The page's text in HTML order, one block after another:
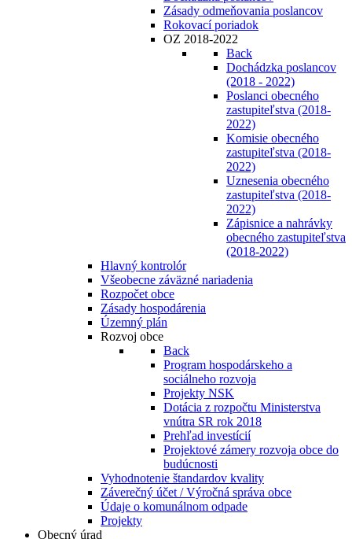
Zásady odmeňovania poslancov
Rokovací poriadok
OZ 2018-2022
Back
Dochádzka poslancov
(2018 - 2022)
Poslanci obecného
zastupiteľstva (2018-
2022)
Komisie obecného
zastupiteľstva (2018-
2022)
Uznesenia obecného
zastupiteľstva (2018-
2022)
Zápisnice a nahrávky
obecného zastupiteľstva
(2018-2022)
Hlavný kontrolór
Všeobecne záväzné nariadenia
Rozpočet obce
Zásady hospodárenia
Územný plán
Rozvoj obce
Back
Program hospodárskeho a
sociálneho rozvoja
Projekty NSK
Dotácia z rozpočtu Ministerstva
vnútra SR rok 2018
Prehľad investícií
Projektové zámery rozvoja obce do
budúcnosti
Vyhodnotenie štandardov kvality
Záverečný účet / Výročná správa obce
Údaje o komunálnom odpade
Projekty
Obecný úrad